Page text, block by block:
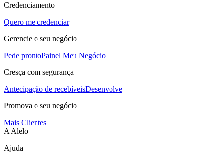
Credenciamento
Quero me credenciar
Gerencie o seu negócio
Pede prontoPainel Meu Negócio
Cresça com segurança
Antecipação de recebíveisDesenvolve
Promova o seu negócio
Mais Clientes
A Alelo
Ajuda